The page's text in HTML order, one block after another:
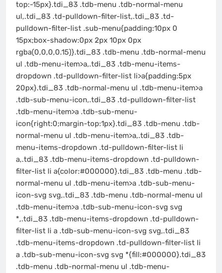
top:-15px}.tdi_83 .tdb-menu .tdb-normal-menu
ul,.tdi_83 .td-pulldown-filter-list,.tdi_83 .td-
pulldown-filter-list .sub-menu{padding:10px 0
15px;box-shadow:0px 2px 10px 0px
rgba(0,0,0,0.15)}.tdi_83 .tdb-menu .tdb-normal-menu
ul .tdb-menu-item>a,.tdi_83 .tdb-menu-items-
dropdown .td-pulldown-filter-list li>a{padding:5px
20px}.tdi_83 .tdb-normal-menu ul .tdb-menu-item>a
.tdb-sub-menu-icon,.tdi_83 .td-pulldown-filter-list
.tdb-menu-item>a .tdb-sub-menu-
icon{right:0;margin-top:1px}.tdi_83 .tdb-menu .tdb-
normal-menu ul .tdb-menu-item>a,.tdi_83 .tdb-
menu-items-dropdown .td-pulldown-filter-list li
a,.tdi_83 .tdb-menu-items-dropdown .td-pulldown-
filter-list li a{color:#000000}.tdi_83 .tdb-menu .tdb-
normal-menu ul .tdb-menu-item>a .tdb-sub-menu-
icon-svg svg,.tdi_83 .tdb-menu .tdb-normal-menu ul
.tdb-menu-item>a .tdb-sub-menu-icon-svg svg
*,.tdi_83 .tdb-menu-items-dropdown .td-pulldown-
filter-list li a .tdb-sub-menu-icon-svg svg,.tdi_83
.tdb-menu-items-dropdown .td-pulldown-filter-list li
a .tdb-sub-menu-icon-svg svg *{fill:#000000}.tdi_83
.tdb-menu .tdb-normal-menu ul .tdb-menu-